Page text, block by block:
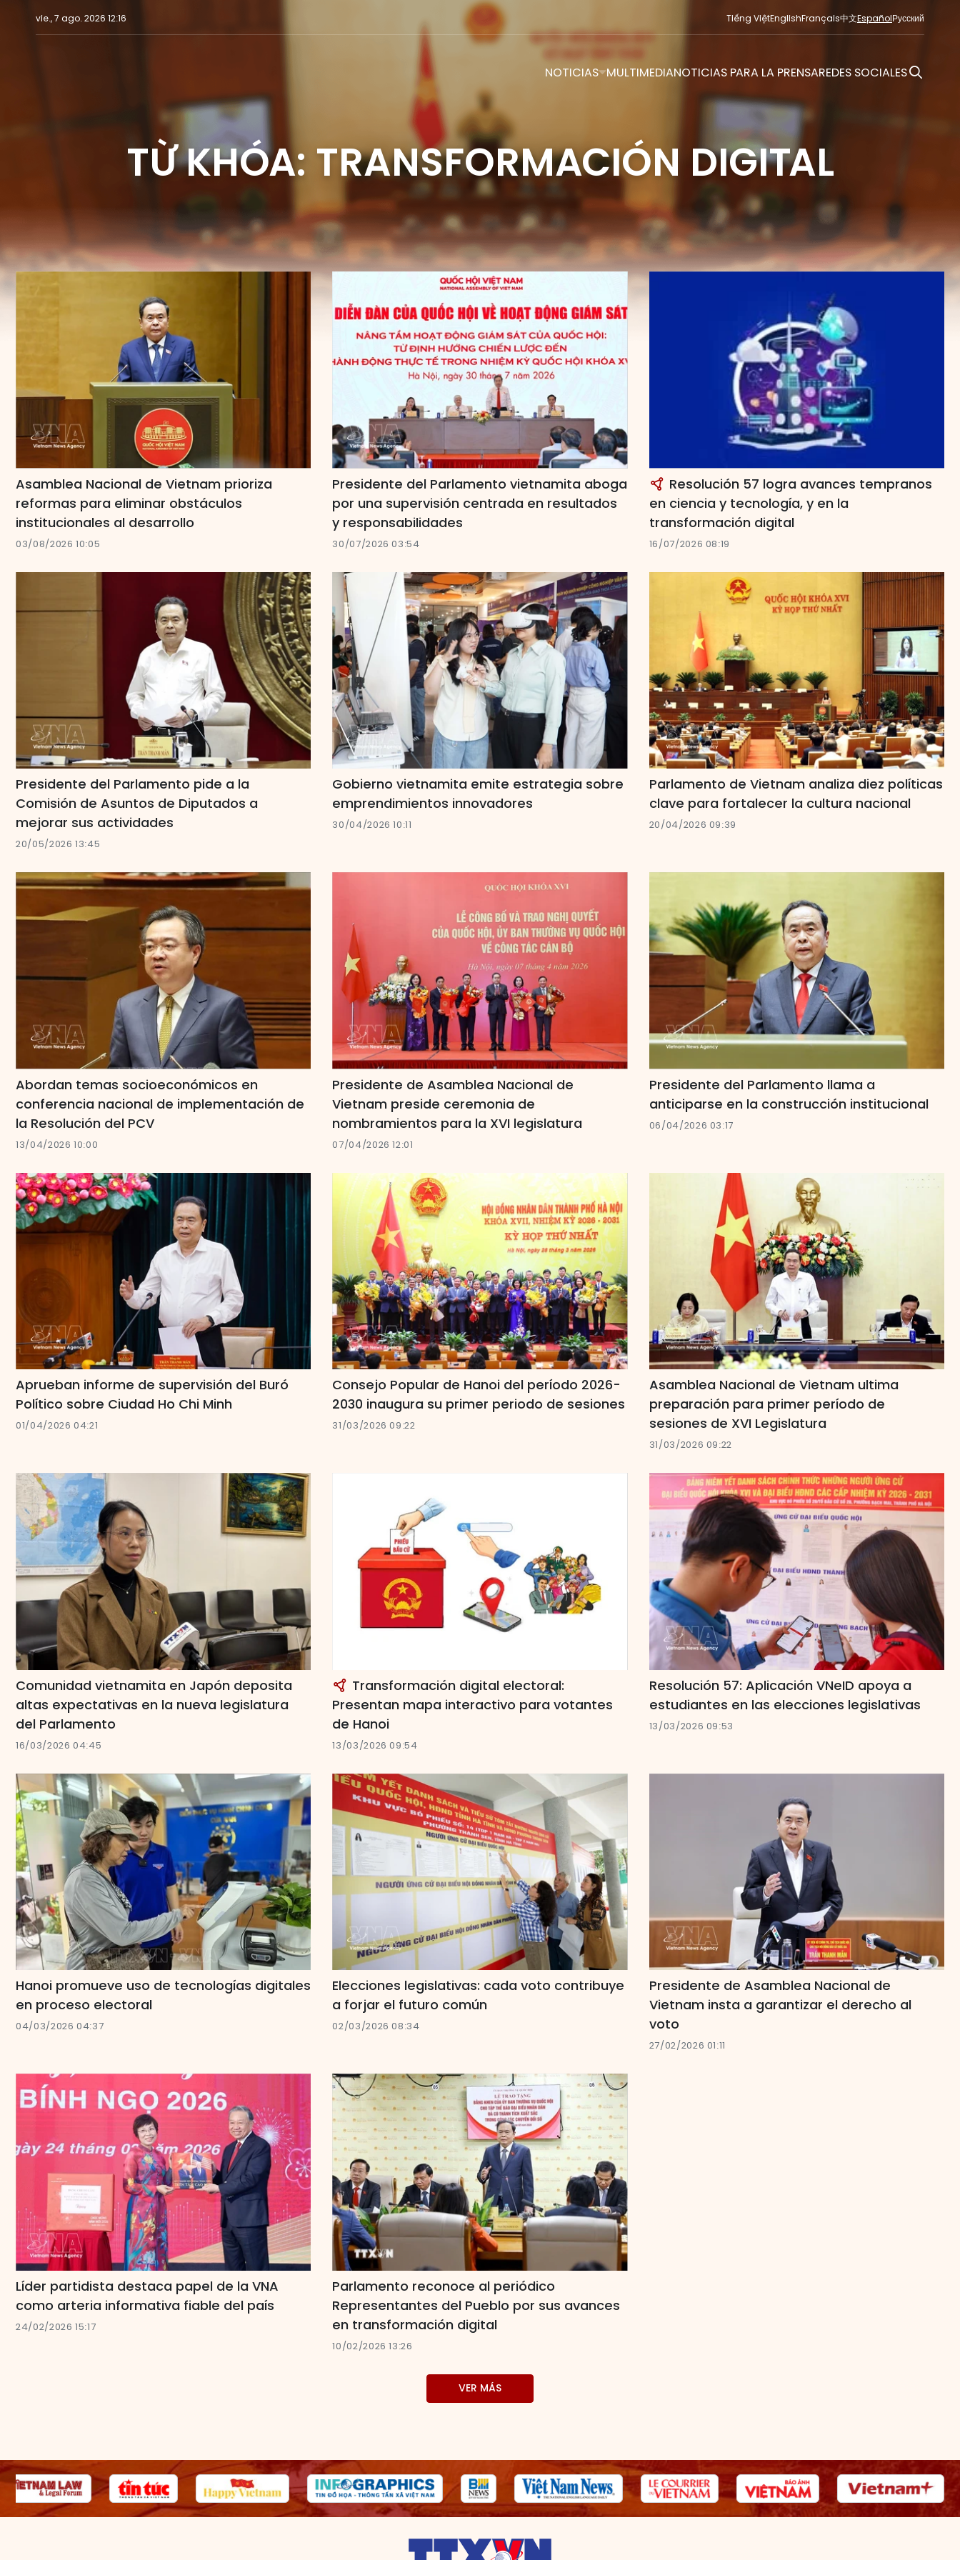
vie., 7 ago. 2026 12:16 Tiếng ViệtEnglishFrançais中文EspañolРусский
NOTICIAS MULTIMEDIANOTICIAS PARA LA PRENSAREDES SOCIALES
TỪ KHÓA: TRANSFORMACIÓN DIGITAL
Asamblea Nacional de Vietnam prioriza
reformas para eliminar obstáculos
institucionales al desarrollo
03/08/2026 10:05
Presidente del Parlamento vietnamita aboga
por una supervisión centrada en resultados
y responsabilidades
30/07/2026 03:54
Resolución 57 logra avances tempranos
en ciencia y tecnología, y en la
transformación digital
16/07/2026 08:19
Presidente del Parlamento pide a la
Comisión de Asuntos de Diputados a
mejorar sus actividades
20/05/2026 13:45
Gobierno vietnamita emite estrategia sobre
emprendimientos innovadores
30/04/2026 10:11
Parlamento de Vietnam analiza diez políticas
clave para fortalecer la cultura nacional
20/04/2026 09:39
Abordan temas socioeconómicos en
conferencia nacional de implementación de
la Resolución del PCV
13/04/2026 10:00
Presidente de Asamblea Nacional de
Vietnam preside ceremonia de
nombramientos para la XVI legislatura
07/04/2026 12:01
Presidente del Parlamento llama a
anticiparse en la construcción institucional
06/04/2026 03:17
Aprueban informe de supervisión del Buró
Político sobre Ciudad Ho Chi Minh
01/04/2026 04:21
Consejo Popular de Hanoi del período 2026-
2030 inaugura su primer periodo de sesiones
31/03/2026 09:22
Asamblea Nacional de Vietnam ultima
preparación para primer período de
sesiones de XVI Legislatura
31/03/2026 09:22
Comunidad vietnamita en Japón deposita
altas expectativas en la nueva legislatura
del Parlamento
16/03/2026 04:45
Transformación digital electoral:
Presentan mapa interactivo para votantes
de Hanoi
13/03/2026 09:54
Resolución 57: Aplicación VNeID apoya a
estudiantes en las elecciones legislativas
13/03/2026 09:53
Hanoi promueve uso de tecnologías digitales
en proceso electoral
04/03/2026 04:37
Elecciones legislativas: cada voto contribuye
a forjar el futuro común
02/03/2026 08:34
Presidente de Asamblea Nacional de
Vietnam insta a garantizar el derecho al
voto
27/02/2026 01:11
Líder partidista destaca papel de la VNA
como arteria informativa fiable del país
24/02/2026 15:17
Parlamento reconoce al periódico
Representantes del Pueblo por sus avances
en transformación digital
10/02/2026 13:26
VER MÁS